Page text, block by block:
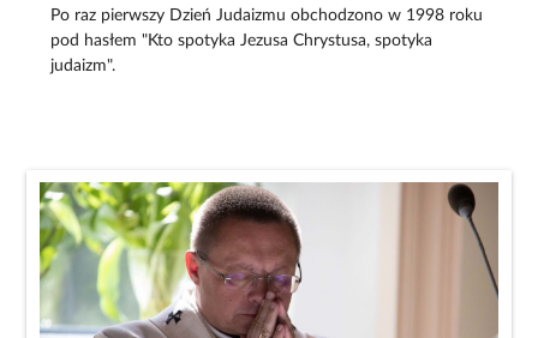
Po raz pierwszy Dzień Judaizmu obchodzono w 1998 roku
pod hasłem "Kto spotyka Jezusa Chrystusa, spotyka
judaizm".